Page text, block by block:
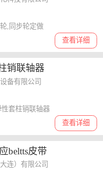
查看详细
,同步轮定做
销联轴器
备有限公司
查看详细
套柱销联轴器
beltts皮带
连）有限公司